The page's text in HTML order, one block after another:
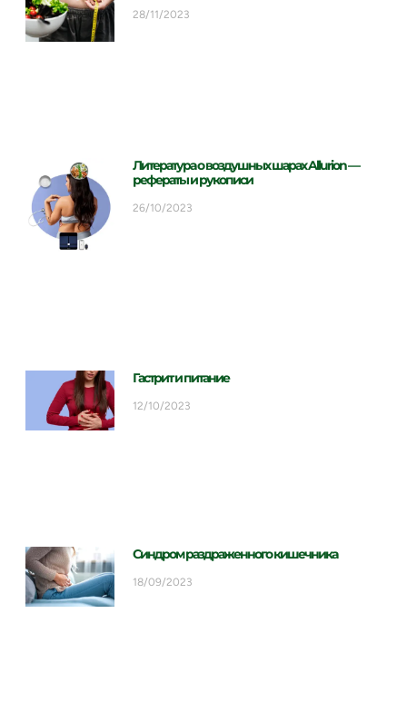
28/11/2023
Литература о воздушных шарах Allurion —
рефераты и рукописи
26/10/2023
Гастрит и питание
12/10/2023
Синдром раздраженного кишечника
18/09/2023